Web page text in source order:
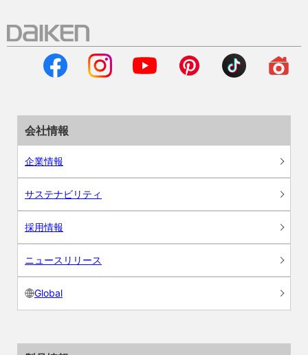
会社情報
企業情報
サステナビリティ
採用情報
ニュースリリース
Global